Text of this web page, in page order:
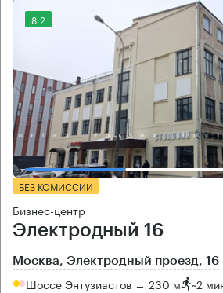
8.2
БЕЗ КОМИССИИ
Бизнес-центр
Электродный 16
Москва, Электродный проезд, 16
Шоссе Энтузиастов → 230 м ~2